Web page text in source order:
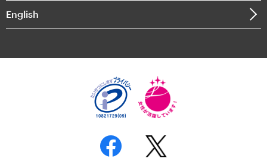
個人情報保護方針
反社会的勢力に対する基本方針
English